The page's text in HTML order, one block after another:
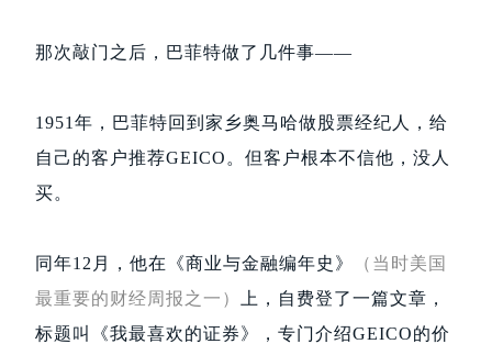
那次敲门之后，巴菲特做了几件事——
1951年，巴菲特回到家乡奥马哈做股票经纪人，给
自己的客户推荐GEICO。但客户根本不信他，没人
买。
同年12月，他在《商业与金融编年史》
（当时美国
最重要的财经周报之一）
上，自费登了一篇文章，
标题叫《我最喜欢的证券》，专门介绍GEICO的价